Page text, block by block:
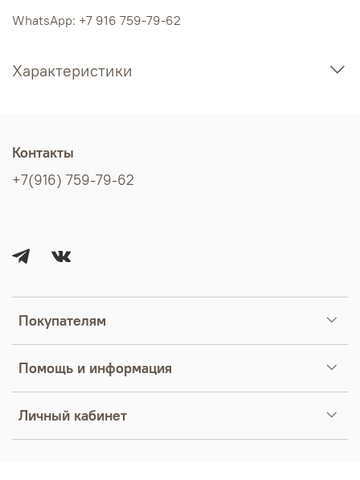
WhatsApp: +7 916 759-79-62
Характеристики
Покупателям
Помощь и информация
Личный кабинет
Контакты
+7(916) 759-79-62